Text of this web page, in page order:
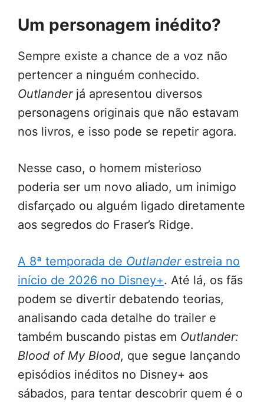
Um personagem inédito?
Sempre existe a chance de a voz não
pertencer a ninguém conhecido.
Outlanderjá apresentou diversos
personagens originais que não estavam
nos livros, e isso pode se repetir agora.
Nesse caso, o homem misterioso
poderia ser um novo aliado, um inimigo
disfarçado ou alguém ligado diretamente
aos segredos do Fraser’s Ridge.
A 8ª temporada de Outlanderestreia no
início de 2026 no Disney+. Até lá, os fãs
podem se divertir debatendo teorias,
analisando cada detalhe do trailer e
também buscando pistas em Outlander:
Blood of My Blood, que segue lançando
episódios inéditos no Disney+ aos
sábados, para tentar descobrir quem é o